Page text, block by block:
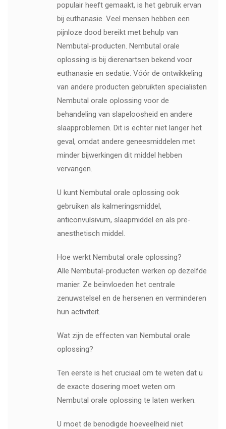
populair heeft gemaakt, is het gebruik ervan
bij euthanasie. Veel mensen hebben een
pijnloze dood bereikt met behulp van
Nembutal-producten. Nembutal orale
oplossing is bij dierenartsen bekend voor
euthanasie en sedatie. Vóór de ontwikkeling
van andere producten gebruikten specialisten
Nembutal orale oplossing voor de
behandeling van slapeloosheid en andere
slaapproblemen. Dit is echter niet langer het
geval, omdat andere geneesmiddelen met
minder bijwerkingen dit middel hebben
vervangen.
U kunt Nembutal orale oplossing ook
gebruiken als kalmeringsmiddel,
anticonvulsivum, slaapmiddel en als pre-
anesthetisch middel.
Hoe werkt Nembutal orale oplossing?
Alle Nembutal-producten werken op dezelfde
manier. Ze beïnvloeden het centrale
zenuwstelsel en de hersenen en verminderen
hun activiteit.
Wat zijn de effecten van Nembutal orale
oplossing?
Ten eerste is het cruciaal om te weten dat u
de exacte dosering moet weten om
Nembutal orale oplossing te laten werken.
U moet de benodigde hoeveelheid niet